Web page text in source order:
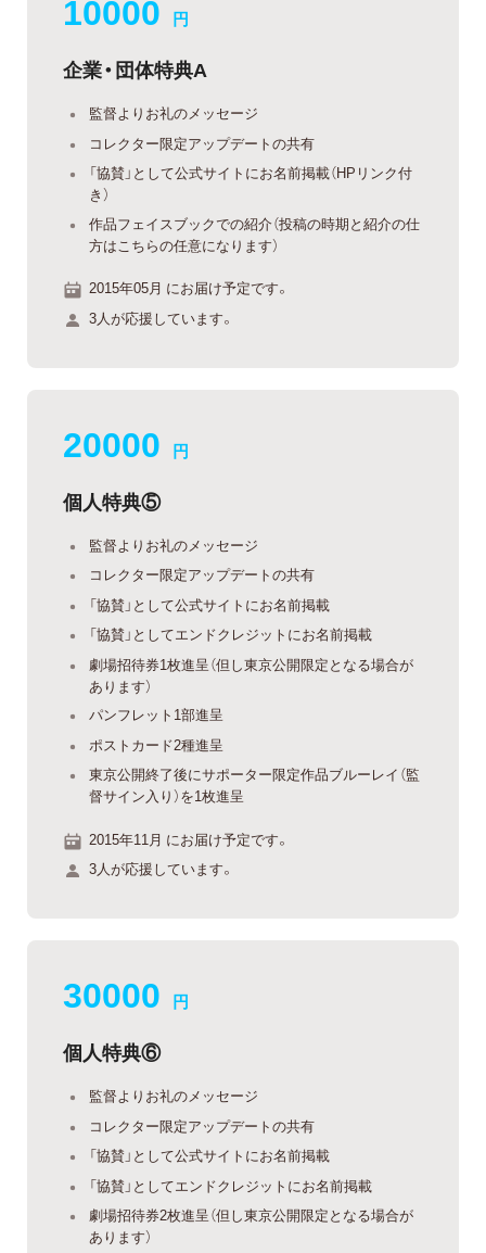
10000 円
企業・団体特典A
監督よりお礼のメッセージ
コレクター限定アップデートの共有
「協賛」として公式サイトにお名前掲載（HPリンク付
き）
作品フェイスブックでの紹介（投稿の時期と紹介の仕
方はこちらの任意になります）
2015年05月 にお届け予定です。
3人が応援しています。
20000 円
個人特典⑤
監督よりお礼のメッセージ
コレクター限定アップデートの共有
「協賛」として公式サイトにお名前掲載
「協賛」としてエンドクレジットにお名前掲載
劇場招待券1枚進呈（但し東京公開限定となる場合が
あります）
パンフレット1部進呈
ポストカード2種進呈
東京公開終了後にサポーター限定作品ブルーレイ（監
督サイン入り）を1枚進呈
2015年11月 にお届け予定です。
3人が応援しています。
30000 円
個人特典⑥
監督よりお礼のメッセージ
コレクター限定アップデートの共有
「協賛」として公式サイトにお名前掲載
「協賛」としてエンドクレジットにお名前掲載
劇場招待券2枚進呈（但し東京公開限定となる場合が
あります）